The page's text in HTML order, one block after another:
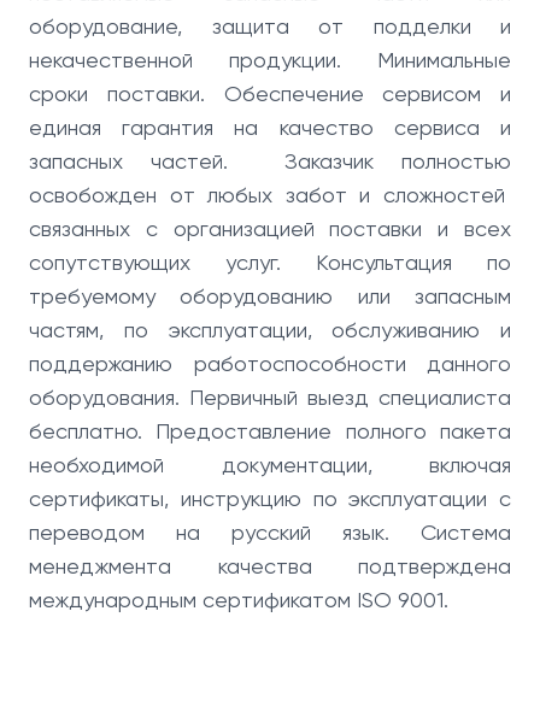
оборудование, защита от подделки и
некачественной продукции. Минимальные
сроки поставки. Обеспечение сервисом и
единая гарантия на качество сервиса и
запасных частей. Заказчик полностью
освобожден от любых забот и сложностей
связанных с организацией поставки и всех
сопутствующих услуг. Консультация по
требуемому оборудованию или запасным
частям, по эксплуатации, обслуживанию и
поддержанию работоспособности данного
оборудования. Первичный выезд специалиста
бесплатно. Предоставление полного пакета
необходимой документации, включая
сертификаты, инструкцию по эксплуатации с
переводом на русский язык. Система
менеджмента качества подтверждена
международным сертификатом ISO 9001.